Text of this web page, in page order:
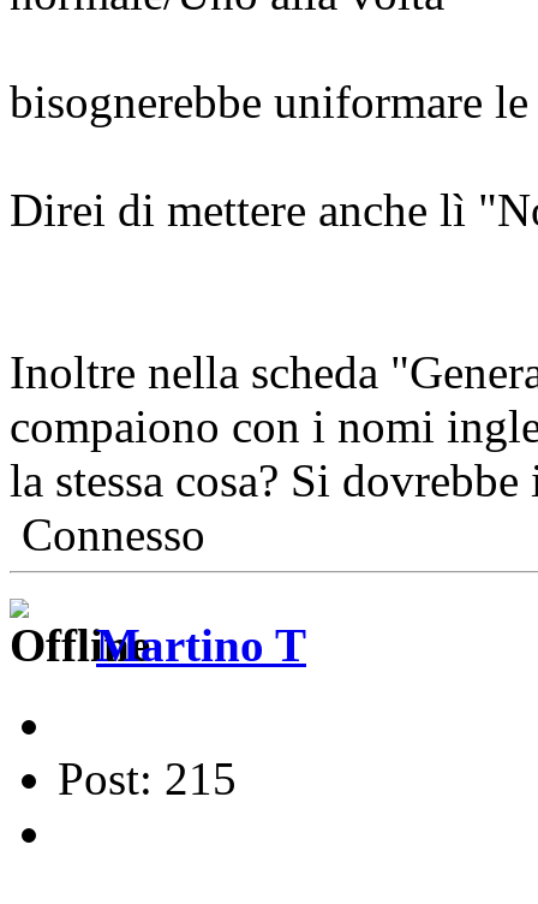
bisognerebbe uniformare
Direi di mettere anche lì
Inoltre nella scheda
compaiono con i nomi
la stessa cosa? Si
Connesso
Martino T
Post: 215